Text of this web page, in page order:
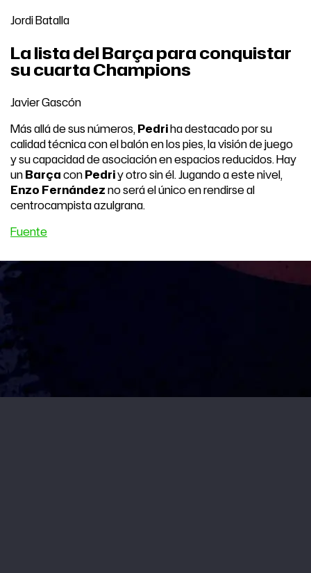
Jordi Batalla
La lista del Barça para conquistar
su cuarta Champions
Javier Gascón
Más allá de sus números,Pedriha destacado por su
calidad técnica con el balón en los pies, la visión de juego
y su capacidad de asociación en espacios reducidos. Hay
unBarçaconPedriy otro sin él. Jugando a este nivel,
Enzo Fernándezno será el único en rendirse al
centrocampista azulgrana.
Fuente